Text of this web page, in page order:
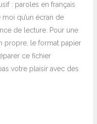
: paroles en français
qu’un écran de
de lecture. Pour une
propre, le format papier
ce fichier
votre plaisir avec des